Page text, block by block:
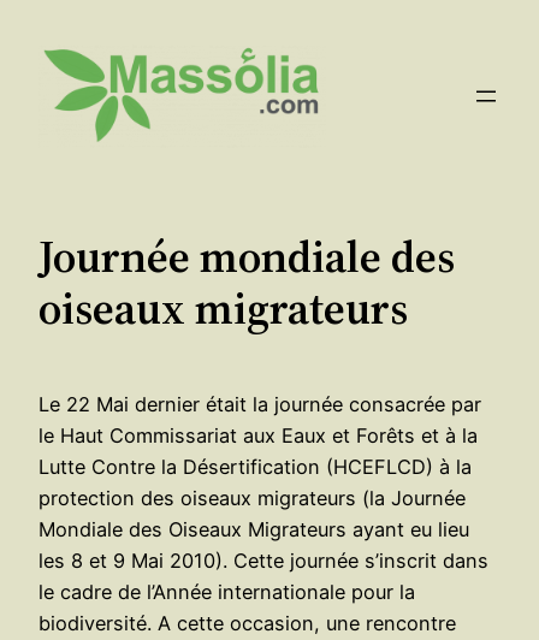
contenu
Journée mondiale des
oiseaux migrateurs
Le 22 Mai dernier était la journée consacrée par
le Haut Commissariat aux Eaux et Forêts et à la
Lutte Contre la Désertification (HCEFLCD) à la
protection des oiseaux migrateurs (la Journée
Mondiale des Oiseaux Migrateurs ayant eu lieu
les 8 et 9 Mai 2010). Cette journée s’inscrit dans
le cadre de l’Année internationale pour la
biodiversité. A cette occasion, une rencontre